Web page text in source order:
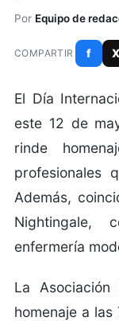
Por Equipo de
COMPARTIR f X
El Día
este 12 de
rinde
profesionales
Además,
Nightingale,
enfermería
La Asociación
homenaje a